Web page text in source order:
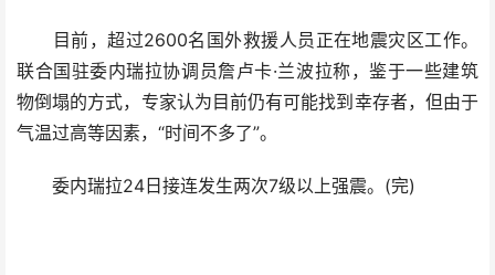
目前，超过2600名国外救援人员正在地震灾区工作。
联合国驻委内瑞拉协调员詹卢卡·兰波拉称，鉴于一些建筑
物倒塌的方式，专家认为目前仍有可能找到幸存者，但由于
气温过高等因素，“时间不多了”。
委内瑞拉24日接连发生两次7级以上强震。(完)